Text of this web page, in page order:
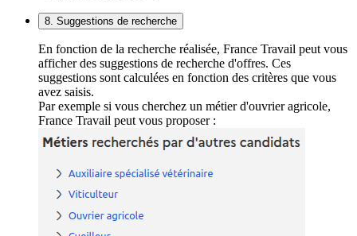
8. Suggestions de recherche
En fonction de la recherche réalisée, France Travail peut vous
afficher des suggestions de recherche d'offres. Ces
suggestions sont calculées en fonction des critères que vous
avez saisis.
Par exemple si vous cherchez un métier d'ouvrier agricole,
France Travail peut vous proposer :